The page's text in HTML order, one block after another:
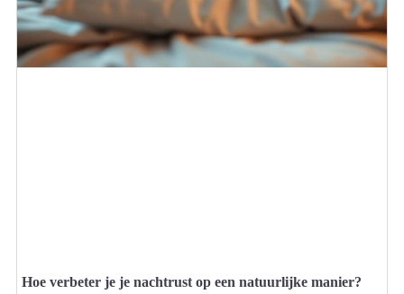
Hoe verbeter je je nachtrust op een natuurlijke manier?